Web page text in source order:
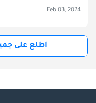
Feb 03, 2024
اطلع على